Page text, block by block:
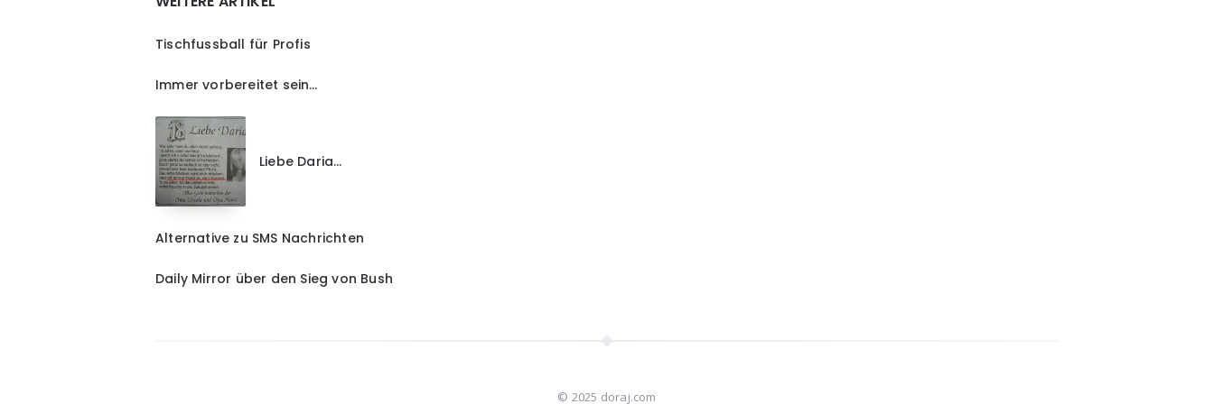
Tischfussball für Profis
Immer vorbereitet sein…
Liebe Daria…
Alternative zu SMS Nachrichten
Daily Mirror über den Sieg von Bush
© 2025 doraj.com